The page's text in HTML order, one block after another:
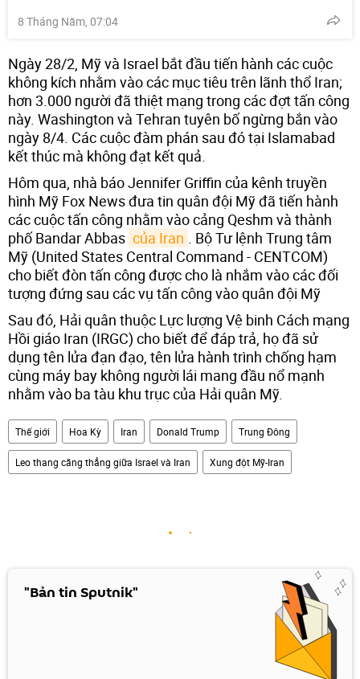
8 Tháng Năm, 07:04
Ngày 28/2, Mỹ và Israel bắt đầu tiến hành các cuộc
không kích nhằm vào các mục tiêu trên lãnh thổ Iran;
hơn 3.000 người đã thiệt mạng trong các đợt tấn công
này. Washington và Tehran tuyên bố ngừng bắn vào
ngày 8/4. Các cuộc đàm phán sau đó tại Islamabad
kết thúc mà không đạt kết quả.
Hôm qua, nhà báo Jennifer Griffin của kênh truyền
hình Mỹ Fox News đưa tin quân đội Mỹ đã tiến hành
các cuộc tấn công nhằm vào cảng Qeshm và thành
phố Bandar Abbas của Iran
. Bộ Tư lệnh Trung tâm
Mỹ (United States Central Command - CENTCOM)
cho biết đòn tấn công được cho là nhắm vào các đối
tượng đứng sau các vụ tấn công vào quân đội Mỹ
Sau đó, Hải quân thuộc Lực lượng Vệ binh Cách mạng
Hồi giáo Iran (IRGC) cho biết để đáp trả, họ đã sử
dụng tên lửa đạn đạo, tên lửa hành trình chống hạm
cùng máy bay không người lái mang đầu nổ mạnh
nhằm vào ba tàu khu trục của Hải quân Mỹ.
Thế giới Hoa Kỳ Iran Donald Trump Trung Đông
Leo thang căng thẳng giữa Israel và Iran Xung đột Mỹ-Iran
"Bản tin Sputnik"